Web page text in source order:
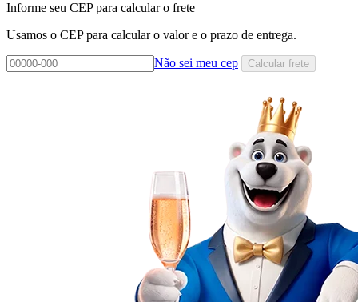
Informe seu CEP para calcular o frete
Usamos o CEP para calcular o valor e o prazo de entrega.
Não sei meu cep Calcular frete